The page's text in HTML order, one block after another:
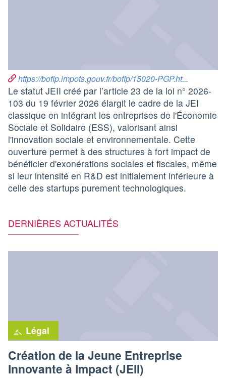
https://bofip.impots.gouv.fr/bofip/15020-PGP.ht...
Le statut JEII créé par l’article 23 de la loi n° 2026-
103 du 19 février 2026 élargit le cadre de la JEI
classique en intégrant les entreprises de l'Économie
Sociale et Solidaire (ESS), valorisant ainsi
l'innovation sociale et environnementale. Cette
ouverture permet à des structures à fort impact de
bénéficier d'exonérations sociales et fiscales, même
si leur intensité en R&D est initialement inférieure à
celle des startups purement technologiques.
DERNIÈRES ACTUALITÉS
Légal
Création de la Jeune Entreprise
Innovante à Impact (JEII)